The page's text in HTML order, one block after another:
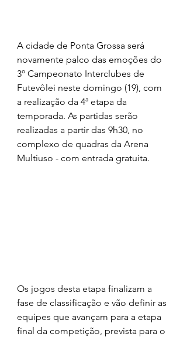
A cidade de Ponta Grossa será
novamente palco das emoções do
3º Campeonato Interclubes de
Futevôlei neste domingo (19), com
a realização da 4ª etapa da
temporada. As partidas serão
realizadas a partir das 9h30, no
complexo de quadras da Arena
Multiuso - com entrada gratuita.
Os jogos desta etapa finalizam a
fase de classificação e vão definir as
equipes que avançam para a etapa
final da competição, prevista para o